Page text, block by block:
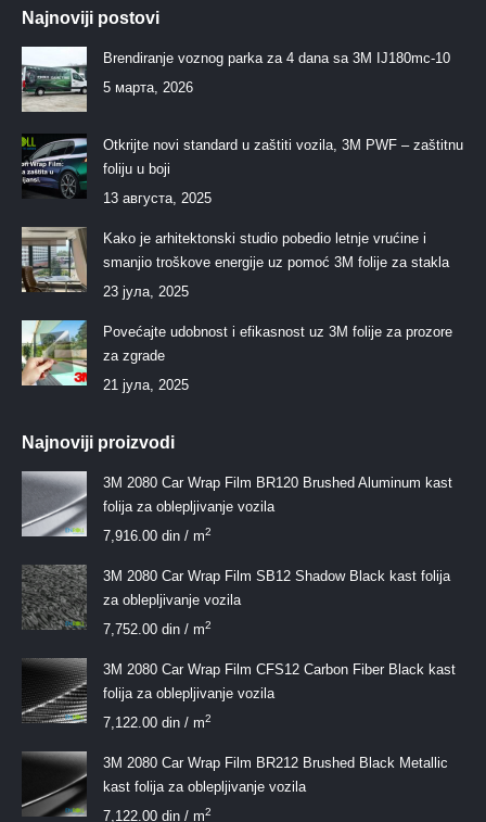
Najnoviji postovi
Brendiranje voznog parka za 4 dana sa 3M IJ180mc-10
5 марта, 2026
Otkrijte novi standard u zaštiti vozila, 3M PWF – zaštitnu
foliju u boji
13 августа, 2025
Kako je arhitektonski studio pobedio letnje vrućine i
smanjio troškove energije uz pomoć 3M folije za stakla
23 јула, 2025
Povećajte udobnost i efikasnost uz 3M folije za prozore
za zgrade
21 јула, 2025
Najnoviji proizvodi
3M 2080 Car Wrap Film BR120 Brushed Aluminum kast
folija za oblepljivanje vozila
7,916.00 din / m2
3M 2080 Car Wrap Film SB12 Shadow Black kast folija
za oblepljivanje vozila
7,752.00 din / m2
3M 2080 Car Wrap Film CFS12 Carbon Fiber Black kast
folija za oblepljivanje vozila
7,122.00 din / m2
3M 2080 Car Wrap Film BR212 Brushed Black Metallic
kast folija za oblepljivanje vozila
7,122.00 din / m2